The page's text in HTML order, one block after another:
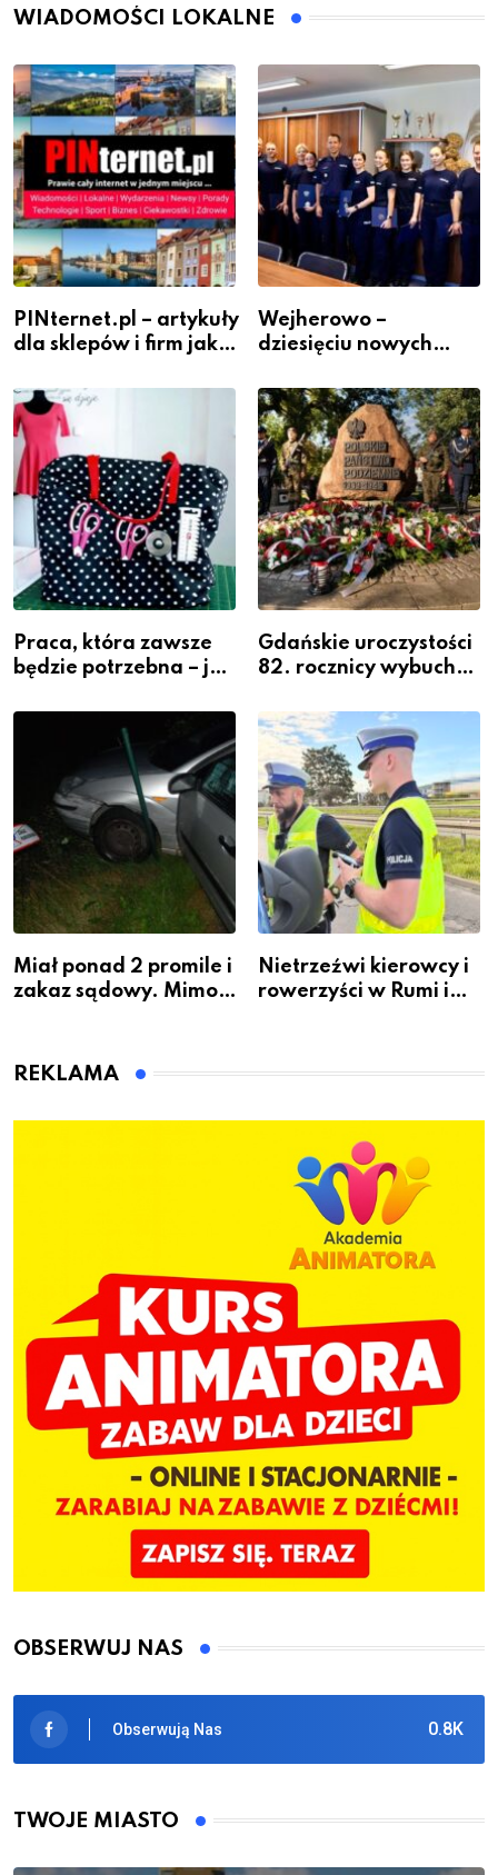
WIADOMOŚCI LOKALNE
PINternet.pl – artykuły
dla sklepów i firm jako
widoczność
Wejherowo –
dziesięciu nowych
szeregach Komendy
Powiatowej
Praca, która zawsze
będzie potrzebna – jak
zawodem przyszłości i
gdzie się go nauczyć?
Gdańskie uroczystości
82. rocznicy wybuchu
Warszawskiego
Miał ponad 2 promile i
zakaz sądowy. Mimo
Bolszewie i uderzył w
Nietrzeźwi kierowcy i
rowerzyści w Rumi i
REKLAMA
OBSERWUJ NAS
0.8K
Obserwują Nas
TWOJE MIASTO